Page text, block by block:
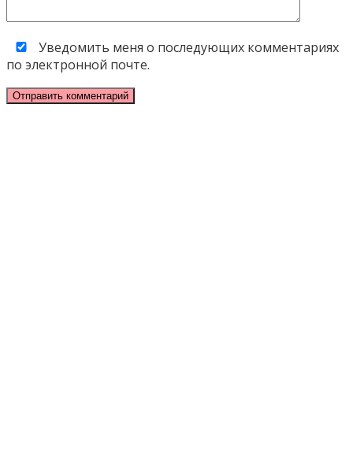
Уведомить меня о последующих комментариях
по электронной почте.